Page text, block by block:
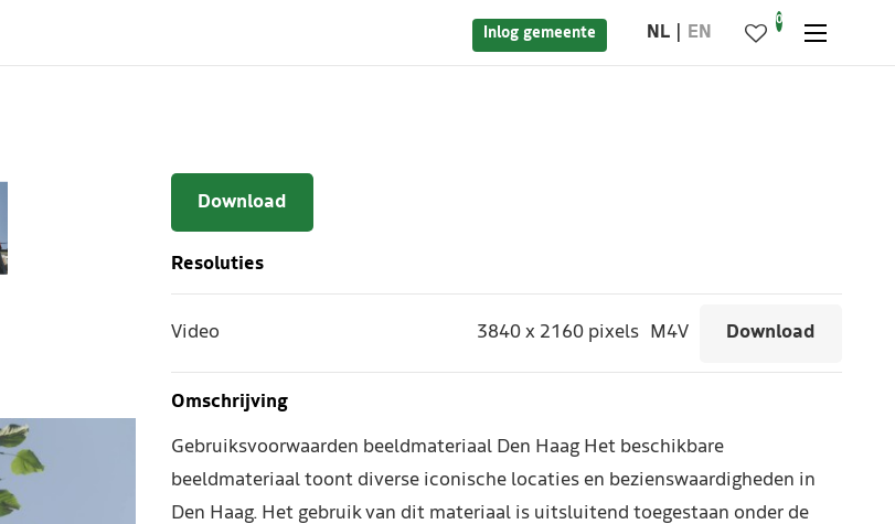
Inlog gemeente NL EN
0
Download
Resoluties
Video 3840 x 2160 pixels M4V Download
Omschrijving
Gebruiksvoorwaarden beeldmateriaal Den Haag Het beschikbare
beeldmateriaal toont diverse iconische locaties en bezienswaardigheden in
Den Haag. Het gebruik van dit materiaal is uitsluitend toegestaan onder de